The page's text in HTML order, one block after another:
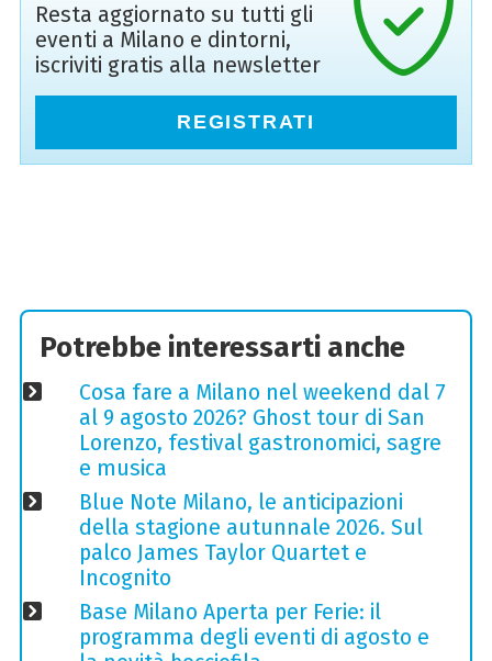
Resta aggiornato su tutti gli
eventi a Milano e dintorni,
iscriviti gratis alla newsletter
REGISTRATI
Potrebbe interessarti anche
Cosa fare a Milano nel weekend dal 7
al 9 agosto 2026? Ghost tour di San
Lorenzo, festival gastronomici, sagre
e musica
Blue Note Milano, le anticipazioni
della stagione autunnale 2026. Sul
palco James Taylor Quartet e
Incognito
Base Milano Aperta per Ferie: il
programma degli eventi di agosto e